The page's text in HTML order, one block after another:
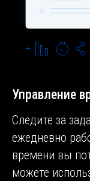
Управление
Следите за
ежедневно
времени вы
можете